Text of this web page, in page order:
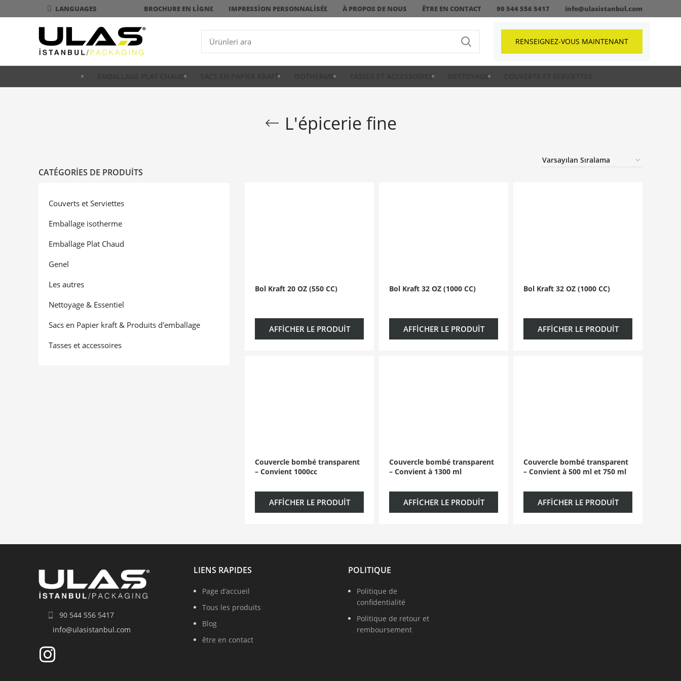
LANGUAGES BROCHURE EN LIGNE IMPRESSION PERSONNALISÉE À PROPOS DE NOUS ÊTRE EN CONTACT 90 544 556 5417 info@ulasistanbul.com
RENSEIGNEZ-VOUS MAINTENANT
EMBALLAGE PLAT CHAUD SACS EN PAPIER KRAFT ISOTHERME TASSES ET ACCESSOIRES NETTOYAGE
L'épicerie fine
CATÉGORIES DE PRODUITS
Couverts et Serviettes
Emballage isotherme
Emballage Plat Chaud
Genel
Les autres
Nettoyage & Essentiel
Sacs en Papier kraft & Produits d'emballage
Tasses et accessoires
Bol Kraft 20 OZ (550 CC)
AFFICHER LE PRODUIT
Bol Kraft 32 OZ (1000 CC)
AFFICHER LE PRODUIT
Bol Kraft 32 OZ (1000 CC)
AFFICHER LE PRODUIT
Couvercle bombé transparent
– ​​Convient 1000cc
AFFICHER LE PRODUIT
Couvercle bombé transparent
– ​​Convient à 1300 ml
AFFICHER LE PRODUIT
Couvercle bombé transparent
– ​​Convient à 500 ml et 750 ml
AFFICHER LE PRODUIT
90 544 556 5417
info@ulasistanbul.com
LIENS RAPIDES
Page d’accueil
Tous les produits
Blog
être en contact
POLITIQUE
Politique de
confidentialité
Politique de retour et
remboursement